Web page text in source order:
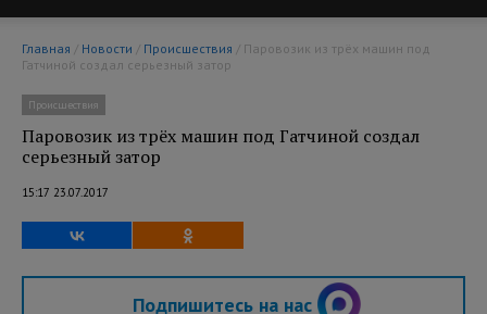
Главная / Новости / Происшествия
Гатчиной создал серьезный затор
Происшествия
Паровозик из трёх машин под Гатчиной создал
серьезный затор
15:17 23.07.2017
Подпишитесь на нас